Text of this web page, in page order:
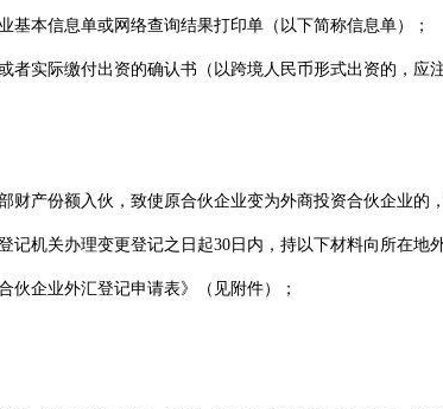
基本信息单或网络查询结果打印单（以下简称信息单）；
实际缴付出资的确认书（以跨境人民币形式出资的，应
产份额入伙，致使原合伙企业变为外商投资合伙企业的
记机关办理变更登记之日起30日内，持以下材料向所在地
伙企业外汇登记申请表》（见附件）；